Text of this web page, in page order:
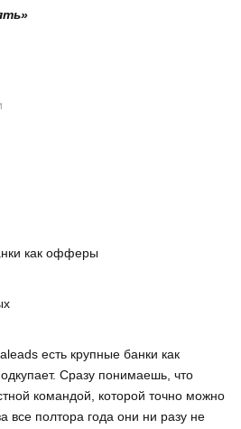
как офферы
есть крупные банки как
Сразу понимаешь, что
командой, которой точно можно
все полтора года они ни разу не